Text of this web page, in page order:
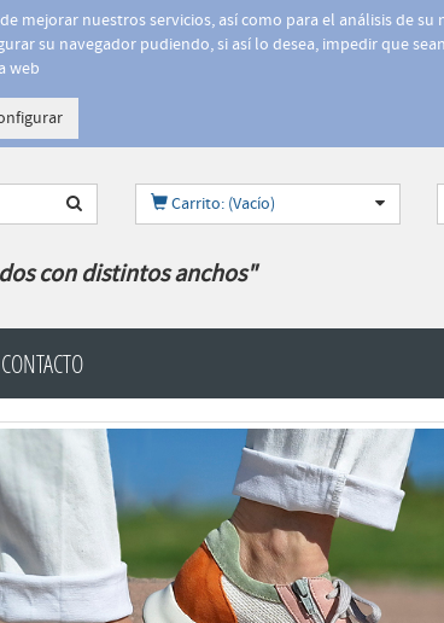
mejorar nuestros servicios, así como para el análisis de su
su navegador pudiendo, si así lo desea, impedir que
web
Carrito: (Vacío)
con distintos anchos"
CONTACTO